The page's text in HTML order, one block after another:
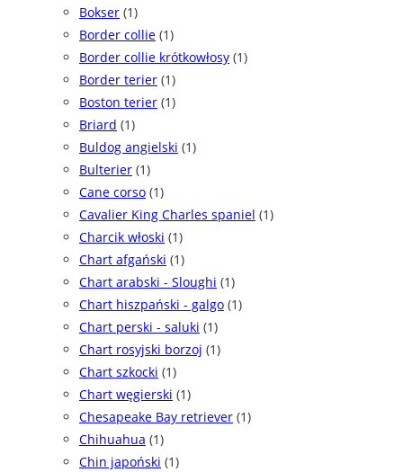
Bokser (1)
Border collie (1)
Border collie krótkowłosy (1)
Border terier (1)
Boston terier (1)
Briard (1)
Buldog angielski (1)
Bulterier (1)
Cane corso (1)
Cavalier King Charles spaniel (1)
Charcik włoski (1)
Chart afgański (1)
Chart arabski - Sloughi (1)
Chart hiszpański - galgo (1)
Chart perski - saluki (1)
Chart rosyjski borzoj (1)
Chart szkocki (1)
Chart węgierski (1)
Chesapeake Bay retriever (1)
Chihuahua (1)
Chin japoński (1)